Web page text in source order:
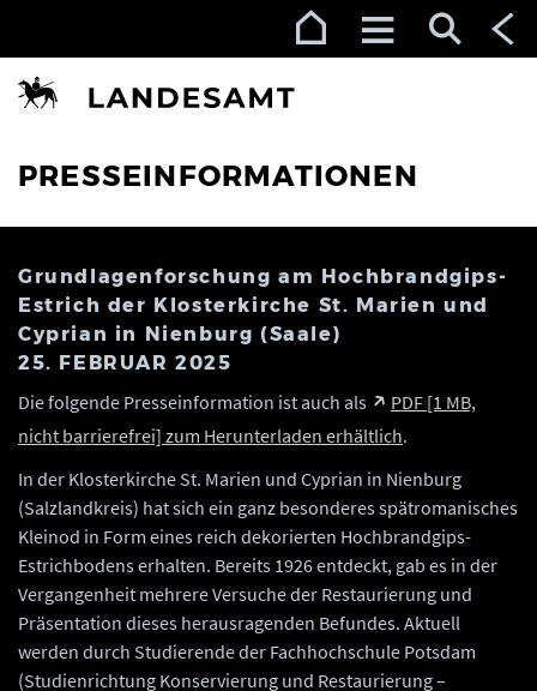
PRESSEINFORMATIONEN
Grundlagenforschung am Hochbrandgips-
Estrich der Klosterkirche St. Marien und
Cyprian in Nienburg (Saale)
25. FEBRUAR 2025
Die folgende Presseinformation ist auch als
PDF [1 MB,
nicht barrierefrei] zum Herunterladen erhältlich.
In der Klosterkirche St. Marien und Cyprian in Nienburg
(Salzlandkreis) hat sich ein ganz besonderes spätromanisches
Kleinod in Form eines reich dekorierten Hochbrandgips-
Estrichbodens erhalten. Bereits 1926 entdeckt, gab es in der
Vergangenheit mehrere Versuche der Restaurierung und
Präsentation dieses herausragenden Befundes. Aktuell
werden durch Studierende der Fachhochschule Potsdam
(Studienrichtung Konservierung und Restaurierung –